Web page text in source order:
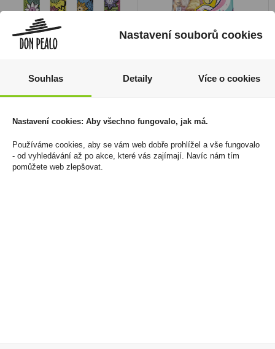
Zapalovač Clipper
828 Kč
Cena za:balení (24 ks)
Nastavení souborů cookies
Souhlas Detaily Více o cookies
Nastavení cookies: Aby všechno fungovalo, jak má.
Používáme cookies, aby se vám web dobře prohlížel a vše fungovalo
- od vyhledávání až po akce, které vás zajímají. Navíc nám tím
pomůžete web zlepšovat.